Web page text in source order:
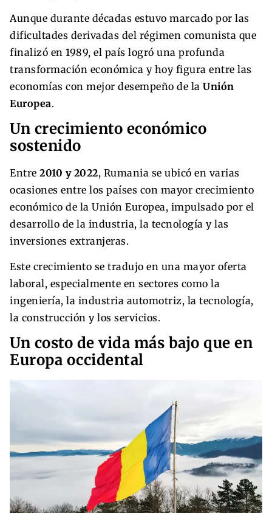
Aunque durante décadas estuvo marcado por las
dificultades derivadas del régimen comunista que
finalizó en 1989, el país logró una profunda
transformación económica y hoy figura entre las
economías con mejor desempeño de la Unión
Europea.
Un crecimiento económico
sostenido
Entre 2010 y 2022, Rumania se ubicó en varias
ocasiones entre los países con mayor crecimiento
económico de la Unión Europea, impulsado por el
desarrollo de la industria, la tecnología y las
inversiones extranjeras.
Este crecimiento se tradujo en una mayor oferta
laboral, especialmente en sectores como la
ingeniería, la industria automotriz, la tecnología,
la construcción y los servicios.
Un costo de vida más bajo que en
Europa occidental